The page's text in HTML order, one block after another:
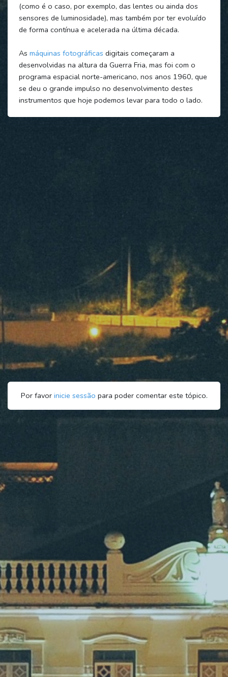
(como é o caso, por exemplo, das lentes ou ainda dos
sensores de luminosidade), mas também por ter evoluído
de forma contínua e acelerada na última década.
As máquinas fotográficas digitais começaram a
desenvolvidas na altura da Guerra Fria, mas foi com o
programa espacial norte-americano, nos anos 1960, que
se deu o grande impulso no desenvolvimento destes
instrumentos que hoje podemos levar para todo o lado.
Por favor inicie sessão para poder comentar este tópico.